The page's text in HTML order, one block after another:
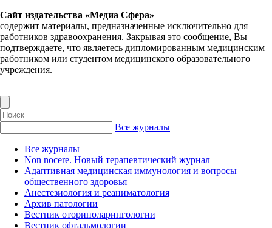
Сайт издательства «Медиа Сфера»
содержит материалы, предназначенные исключительно для
работников здравоохранения. Закрывая это сообщение, Вы
подтверждаете, что являетесь дипломированным медицинским
работником или студентом медицинского образовательного
учреждения.
Все журналы
Все журналы
Non nocere. Новый терапевтический журнал
Адаптивная медицинская иммунология и вопросы
общественного здоровья
Анестезиология и реаниматология
Архив патологии
Вестник оториноларингологии
Вестник офтальмологии